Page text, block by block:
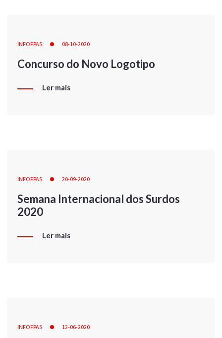
INFOFPAS 08-10-2020
Concurso do Novo Logotipo
Ler mais
INFOFPAS 20-09-2020
Semana Internacional dos Surdos
2020
Ler mais
INFOFPAS 12-06-2020